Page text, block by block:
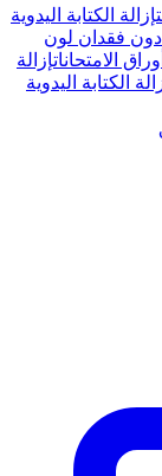
إزالة الكتابة اليدوية
دون فقدان لون
الامتحاناتإزالة
الكتابة اليدوية